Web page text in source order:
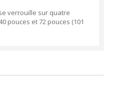
verrouille sur quatre
pouces et 72 pouces (101